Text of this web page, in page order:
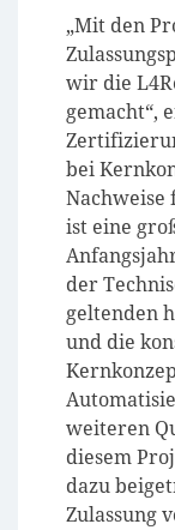
„Mit den
wir die
gemacht“,
bei
Nachweise
ist eine
der
geltenden
und die
weiteren
diesem
dazu
Zulassung